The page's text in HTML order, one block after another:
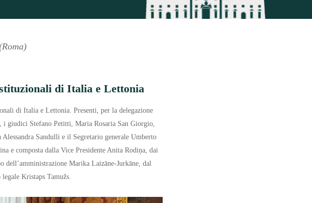
di Italia e Lettonia
di Italia e Lettonia. Presenti, per la delegazione
i giudici Stefano Petitti, Maria Rosaria San Giorgio,
Sandulli e il Segretario generale Umberto
e composta dalla Vice Presidente Anita Rodiņa, dai
dell’amministrazione Marika Laizāne-Jurkāne, dal
Kristaps Tamužs.